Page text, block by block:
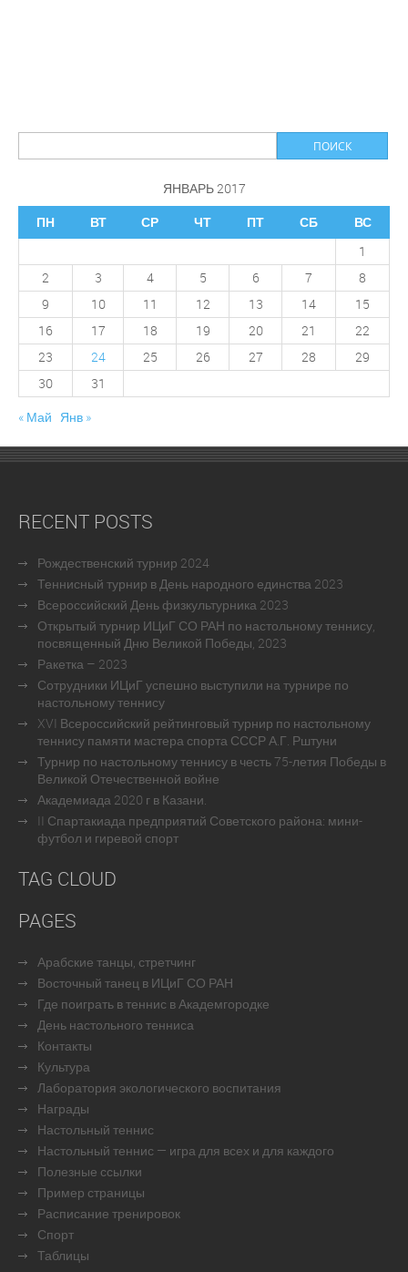
ЯНВАРЬ 2017
ПН
ВТ СР ЧТ ПТ СБ
ВС
1
2
3 4 5 6 7
8
9
10 11 12 13 14
15
16
17 18 19 20 21
22
23
24 25 26 27 28
29
30
31
« Май Янв »
RECENT POSTS
Рождественский турнир 2024
Теннисный турнир в День народного единства 2023
Всероссийский День физкультурника 2023
Открытый турнир ИЦиГ СО РАН по настольному теннису,
посвященный Дню Великой Победы, 2023
Ракетка – 2023
Сотрудники ИЦиГ успешно выступили на турнире по
настольному теннису
XVI Всероссийский рейтинговый турнир по настольному
теннису памяти мастера спорта СССР А.Г. Рштуни
Турнир по настольному теннису в честь 75-летия Победы в
Великой Отечественной войне
Академиада 2020 г в Казани.
II Спартакиада предприятий Советского района: мини-
футбол и гиревой спорт
TAG CLOUD
PAGES
Арабские танцы, стретчинг
Восточный танец в ИЦиГ СО РАН
Где поиграть в теннис в Академгородке
День настольного тенниса
Контакты
Культура
Лаборатория экологического воспитания
Награды
Настольный теннис
Настольный теннис — игра для всех и для каждого
Полезные ссылки
Пример страницы
Расписание тренировок
Спорт
Таблицы